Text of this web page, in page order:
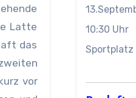
Latte
das
vor
10:30 Uhr
Sportplatz